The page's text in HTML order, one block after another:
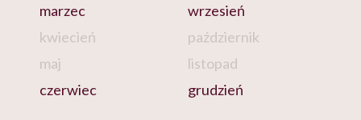
marzec
kwiecień
maj
czerwiec
wrzesień
październik
listopad
grudzień